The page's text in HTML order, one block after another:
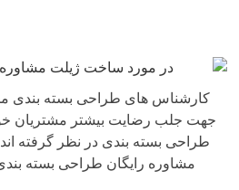
کارشناس های طراحی بسته بندی
جهت جلب رضایت بیشتر مشتریان
طراحی بسته بندی در نظر گرفته
مشاوره رایگان طراحی بسته